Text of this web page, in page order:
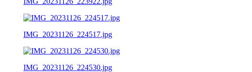
IMG_20231126_224517.jpg
IMG_20231126_224530.jpg